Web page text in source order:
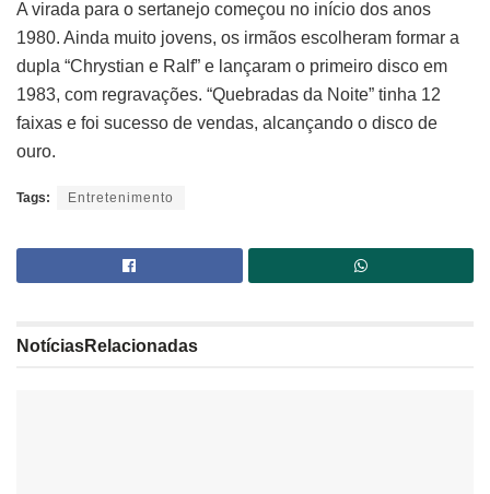
A virada para o sertanejo começou no início dos anos
1980. Ainda muito jovens, os irmãos escolheram formar a
dupla “Chrystian e Ralf” e lançaram o primeiro disco em
1983, com regravações. “Quebradas da Noite” tinha 12
faixas e foi sucesso de vendas, alcançando o disco de
ouro.
Tags: Entretenimento
NotíciasRelacionadas